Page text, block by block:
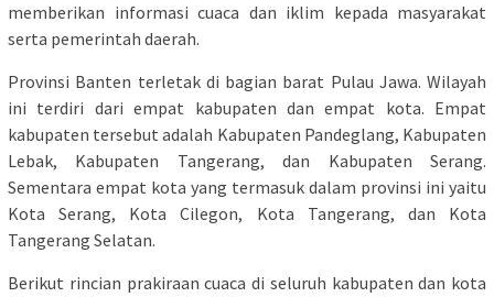
memberikan informasi cuaca dan iklim kepada masyarakat
serta pemerintah daerah.
Provinsi Banten terletak di bagian barat Pulau Jawa. Wilayah
ini terdiri dari empat kabupaten dan empat kota. Empat
kabupaten tersebut adalah Kabupaten Pandeglang, Kabupaten
Lebak, Kabupaten Tangerang, dan Kabupaten Serang.
Sementara empat kota yang termasuk dalam provinsi ini yaitu
Kota Serang, Kota Cilegon, Kota Tangerang, dan Kota
Tangerang Selatan.
Berikut rincian prakiraan cuaca di seluruh kabupaten dan kota